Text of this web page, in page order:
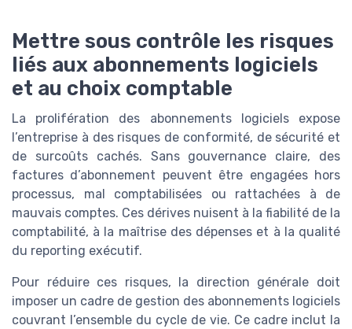
Mettre sous contrôle les risques
liés aux abonnements logiciels
et au choix comptable
La prolifération des abonnements logiciels expose
l’entreprise à des risques de conformité, de sécurité et
de surcoûts cachés. Sans gouvernance claire, des
factures d’abonnement peuvent être engagées hors
processus, mal comptabilisées ou rattachées à de
mauvais comptes. Ces dérives nuisent à la fiabilité de la
comptabilité, à la maîtrise des dépenses et à la qualité
du reporting exécutif.
Pour réduire ces risques, la direction générale doit
imposer un cadre de gestion des abonnements logiciels
couvrant l’ensemble du cycle de vie. Ce cadre inclut la